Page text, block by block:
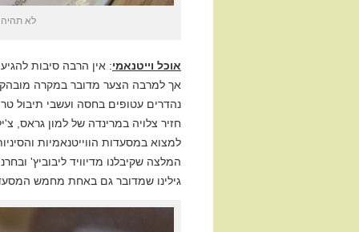
לא תהיה
אוכל וייטנאמי
אך למרבה הצער מדובר במקרה
נהדרים עטופים בחסה ועשבי תיבול
חזיר צלויה במרינדה של למון גראס,
גילינו שמדובר גם באחת מחמש